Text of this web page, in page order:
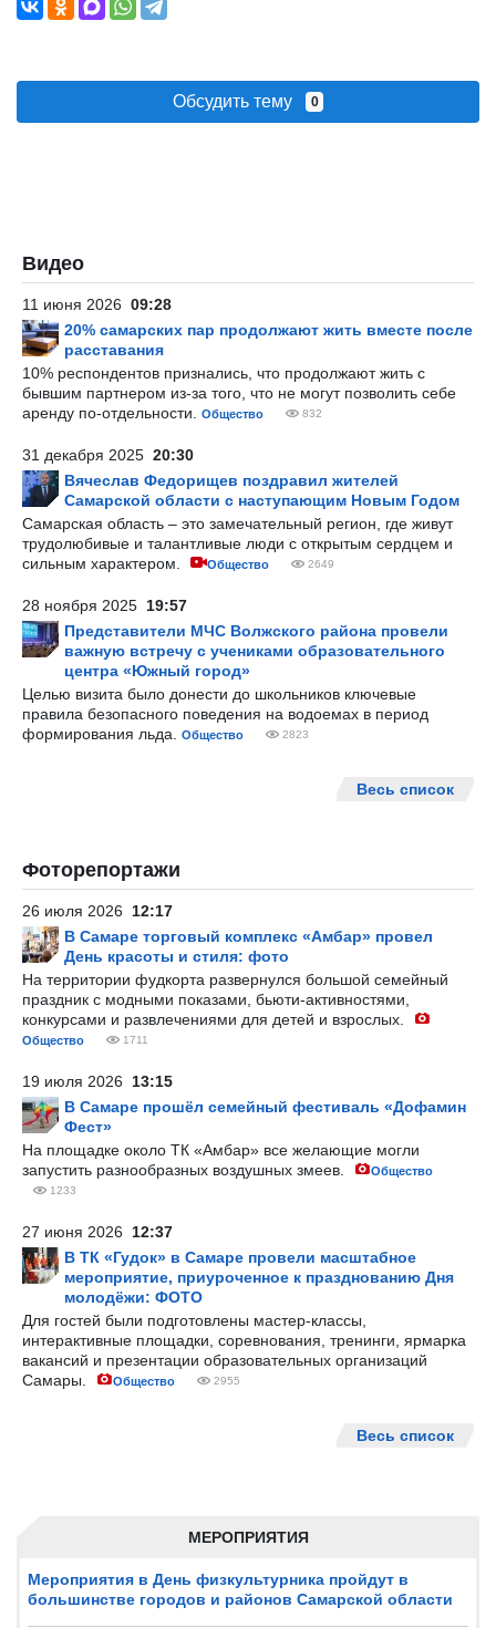
МЕРОПРИЯТИЯ
Мероприятия в День физкультурника пройдут в
большинстве городов и районов Самарской области
Обсудить тему 0
Видео
11 июня 2026 09:28
20% самарских пар продолжают жить вместе после
расставания
10% респондентов признались, что продолжают жить с
бывшим партнером из-за того, что не могут позволить себе
аренду по-отдельности.
Общество 832
31 декабря 2025 20:30
Вячеслав Федорищев поздравил жителей
Самарской области с наступающим Новым Годом
Самарская область – это замечательный регион, где живут
трудолюбивые и талантливые люди с открытым сердцем и
сильным характером.
Общество 2649
28 ноября 2025 19:57
Представители МЧС Волжского района провели
важную встречу с учениками образовательного
центра «Южный город»
Целью визита было донести до школьников ключевые
правила безопасного поведения на водоемах в период
формирования льда.
Общество 2823
Весь список
Фоторепортажи
26 июля 2026 12:17
В Самаре торговый комплекс «Амбар» провел
День красоты и стиля: фото
На территории фудкорта развернулся большой семейный
праздник с модными показами, бьюти-активностями,
конкурсами и развлечениями для детей и взрослых.
Общество 1711
19 июля 2026 13:15
В Самаре прошёл семейный фестиваль «Дофамин
Фест»
На площадке около ТК «Амбар» все желающие могли
запустить разнообразных воздушных змеев.
Общество
1233
27 июня 2026 12:37
В ТК «Гудок» в Самаре провели масштабное
мероприятие, приуроченное к празднованию Дня
молодёжи: ФОТО
Для гостей были подготовлены мастер-классы,
интерактивные площадки, соревнования, тренинги, ярмарка
вакансий и презентации образовательных организаций
Самары.
Общество 2955
Весь список